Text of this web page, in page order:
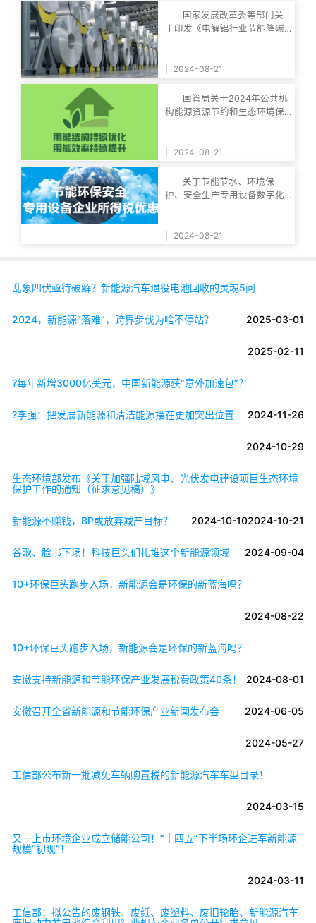
国家发展改革委等部门关
于印发《电解铝行业节能降碳
2024-08-21
国管局关于2024年公共机
构能源资源节约和生态环境保
2024-08-21
关于节能节水、环境保
护、安全生产专用设备数字化
2024-08-21
乱象四伏亟待破解？新能源汽车退役电池回收的灵魂5问
2025-03-01
2024，新能源“落难”，跨界步伐为啥不停站？
2025-02-11
?每年新增3000亿美元，中国新能源获“意外加速包”？
2024-11-26
?李强：把发展新能源和清洁能源摆在更加突出位置
2024-10-29
生态环境部发布《关于加强陆域风电、光伏发电建设项目生态环境
保护工作的通知（征求意见稿）》
2024-10-21
新能源不赚钱，BP或放弃减产目标？ 2024-10-10
谷歌、脸书下场！科技巨头们扎堆这个新能源领域 2024-09-04
10+环保巨头跑步入场，新能源会是环保的新蓝海吗？
2024-08-22
10+环保巨头跑步入场，新能源会是环保的新蓝海吗？
2024-08-01
安徽支持新能源和节能环保产业发展税费政策40条！
2024-06-05
安徽召开全省新能源和节能环保产业新闻发布会
2024-05-27
工信部公布新一批减免车辆购置税的新能源汽车车型目录！
2024-03-15
又一上市环境企业成立储能公司！“十四五”下半场环企进军新能源
规模“初现”！
2024-03-11
工信部：拟公告的废钢铁、废纸、废塑料、废旧轮胎、新能源汽车